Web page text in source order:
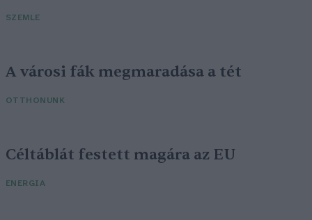
SZEMLE
A városi fák megmaradása a tét
OTTHONUNK
Céltáblát festett magára az EU
ENERGIA